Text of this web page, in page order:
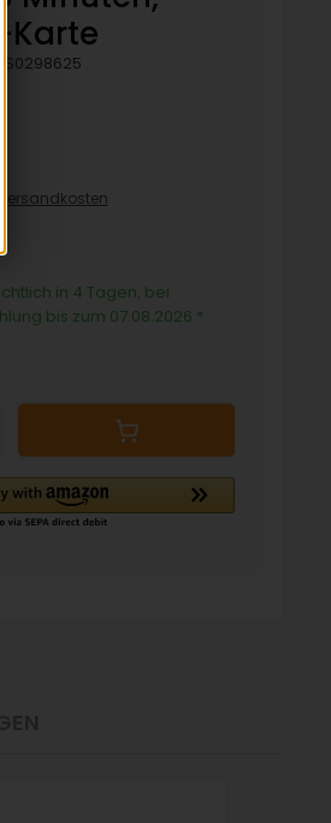
Karte
TS0298625
Versandkosten
in 4 Tagen, bei
bis zum 07.08.2026 *